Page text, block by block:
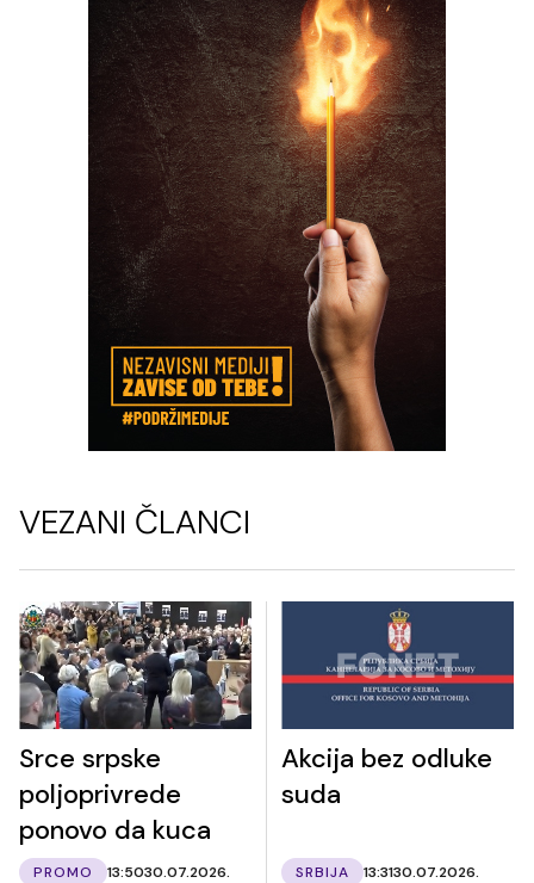
VEZANI ČLANCI
Srce srpske
poljoprivrede
ponovo da kuca
PROMO 13:5030.07.2026.
Akcija bez odluke
suda
SRBIJA 13:3130.07.2026.